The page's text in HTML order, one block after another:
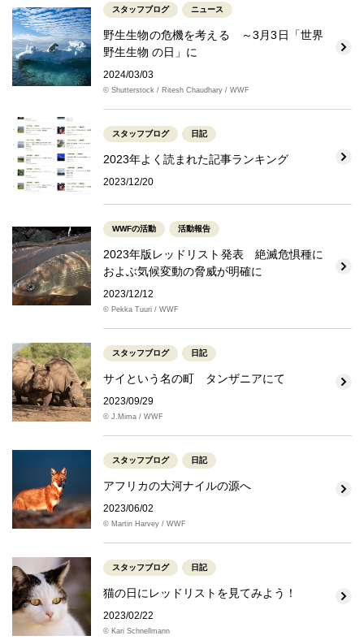
スタッフブログ ニュース
野生生物の危機を考える ～3月3日「世界
野生生物 の日」に
2024/03/03
© Shutterstock / Ritesh Chaudhary / WWF
スタッフブログ 日記
2023年よく読まれた記事ランキング
2023/12/20
WWFの活動 活動報告
2023年版レッドリスト発表 絶滅危惧種に
およぶ気候変動の脅威が明確に
2023/12/12
© Pekka Tuuri / WWF
スタッフブログ 日記
サイという名の町 タンザニアにて
2023/09/29
© J.Mima / WWF
スタッフブログ 日記
アフリカの大河ナイルの源へ
2023/06/02
© Martin Harvey / WWF
スタッフブログ 日記
猫の日にレッドリストを見てみよう！
2023/02/22
© Kari Schnellmann